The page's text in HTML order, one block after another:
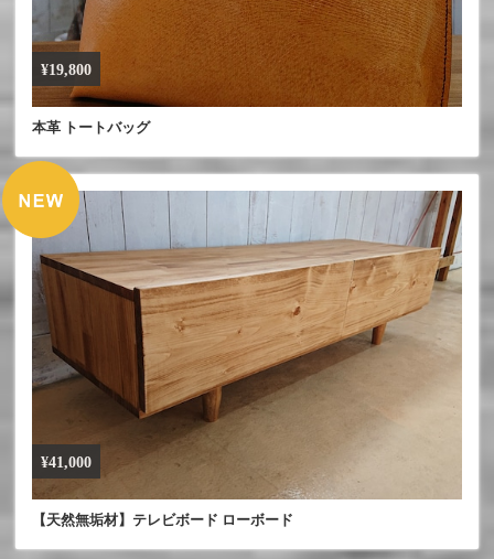
¥19,800
本革 トートバッグ
¥41,000
【天然無垢材】テレビボード ローボード